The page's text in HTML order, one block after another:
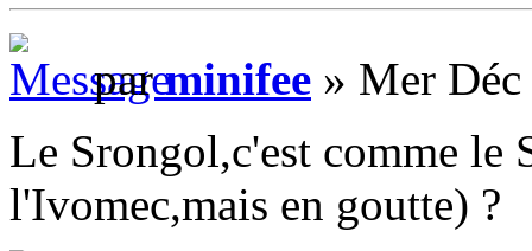
parminifee » Mer
Le Srongol,c'est comme
l'Ivomec,mais en goutte) ?